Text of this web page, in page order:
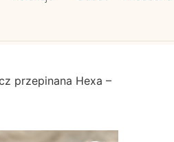
przepinana Hexa –